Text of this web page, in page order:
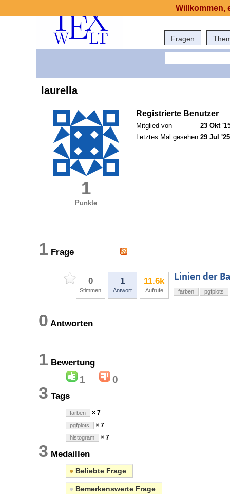
Fragen
laurella
1
Punkte
Registrierte Benutzer
Mitglied von
23 Okt
Letztes Mal gesehen 29 Jul
1 Frage
0
Stimmen
1
Antwort
11.6k
Aufrufe
Linien der
farben pgfplots
0 Antworten
1 Bewertung
1 0
3 Tags
farben × 7
pgfplots × 7
histogram × 7
3 Medaillen
● Beliebte Frage
● Bemerkenswerte Frage
Willkommen,